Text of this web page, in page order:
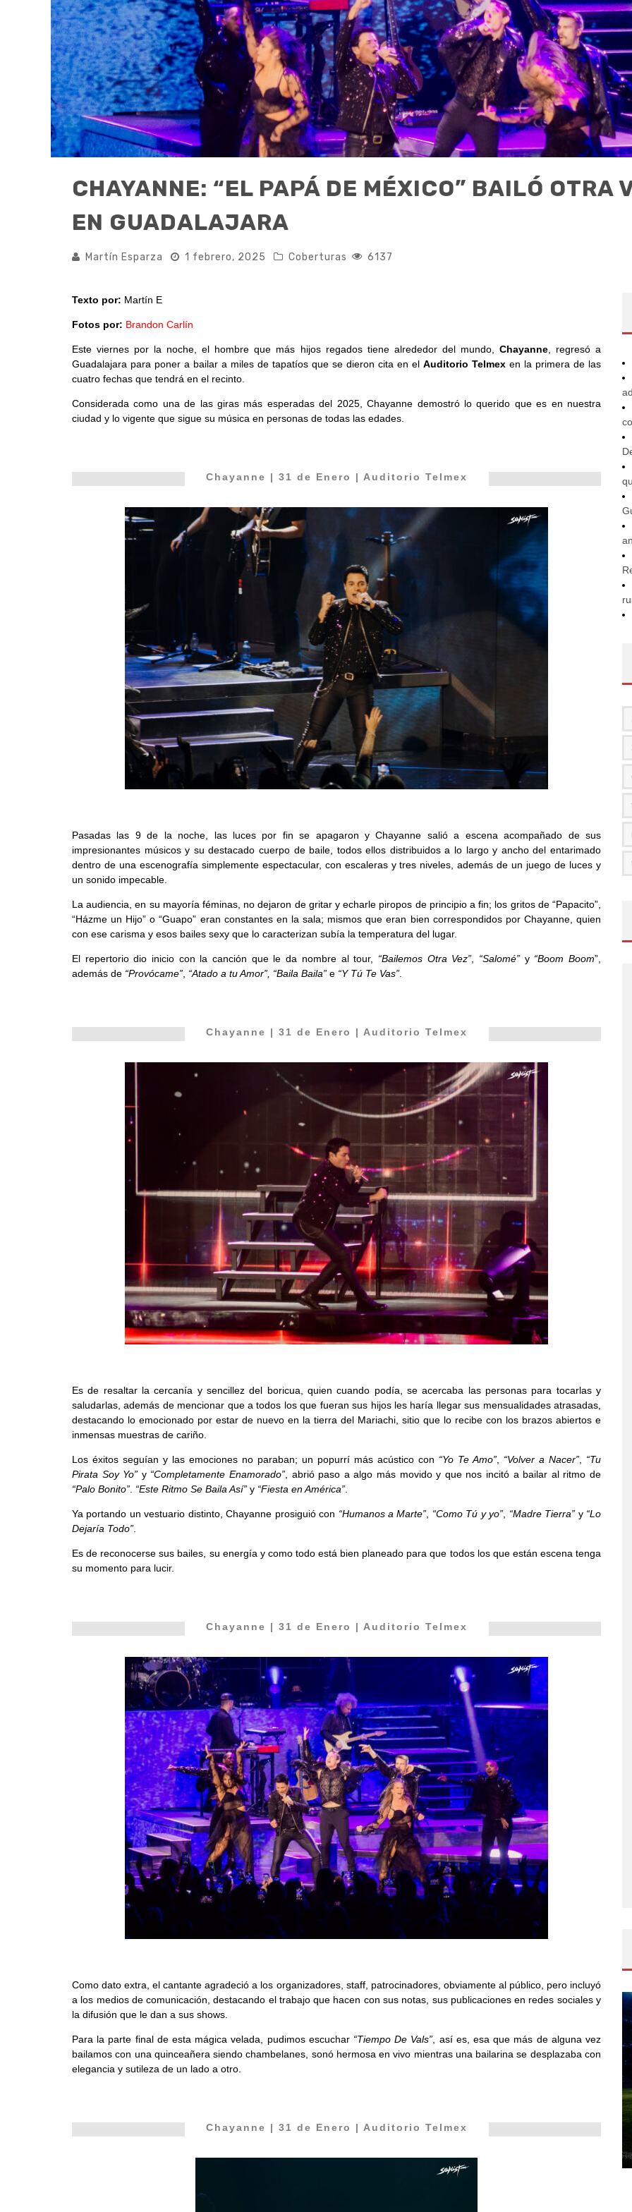
CHAYANNE: “EL PAPÁ DE MÉXICO” BAILÓ OTRA
EN GUADALAJARA
Martín Esparza 1 febrero, 2025 Coberturas 6137
Texto por: Martín E
Fotos por: Brandon Carlín
Este viernes por la noche, el hombre que más hijos regados tiene alrededor del mundo, Chayanne, regresó a
Guadalajara para poner a bailar a miles de tapatíos que se dieron cita en el Auditorio Telmex en la primera de las
cuatro fechas que tendrá en el recinto.
Considerada como una de las giras más esperadas del 2025, Chayanne demostró lo querido que es en nuestra
ciudad y lo vigente que sigue su música en personas de todas las edades.
Chayanne | 31 de Enero | Auditorio Telmex
Pasadas las 9 de la noche, las luces por fin se apagaron y Chayanne salió a escena acompañado de sus
impresionantes músicos y su destacado cuerpo de baile, todos ellos distribuidos a lo largo y ancho del entarimado
dentro de una escenografía simplemente espectacular, con escaleras y tres niveles, además de un juego de luces y
un sonido impecable.
La audiencia, en su mayoría féminas, no dejaron de gritar y echarle piropos de principio a fin; los gritos de “Papacito”,
“Házme un Hijo” o “Guapo” eran constantes en la sala; mismos que eran bien correspondidos por Chayanne, quien
con ese carisma y esos bailes sexy que lo caracterizan subía la temperatura del lugar.
El repertorio dio inicio con la canción que le da nombre al tour, “Bailemos Otra Vez” “Salomé”y “Boom Boom”,
además de “Provócame” “Atado a tu Amor”, “Baila Baila” e “Y Tú Te Vas”
Chayanne | 31 de Enero | Auditorio Telmex
Es de resaltar la cercanía y sencillez del boricua, quien cuando podía, se acercaba las personas para tocarlas y
saludarlas, además de mencionar que a todos los que fueran sus hijos les haría llegar sus mensualidades atrasadas,
destacando lo emocionado por estar de nuevo en la tierra del Mariachi, sitio que lo recibe con los brazos abiertos e
inmensas muestras de cariño.
Los éxitos seguían y las emociones no paraban; un popurrí más acústico con “Yo Te Amo” “Volver a Nacer”
“Tu
Pirata Soy Yo” y “Completamente Enamorado” , abrió paso a algo más movido y que nos incitó a bailar al ritmo de
“Palo Bonito” “Este Ritmo Se Baila Así” y “Fiesta en América”
Ya portando un vestuario distinto, Chayanne prosiguió con “Humanos a Marte” “Como Tú y yo” “Madre Tierra” y “Lo
Dejaría Todo”
Es de reconocerse sus bailes, su energía y como todo está bien planeado para que todos los que están escena tenga
su momento para lucir.
Chayanne | 31 de Enero | Auditorio Telmex
Como dato extra, el cantante agradeció a los organizadores, staff, patrocinadores, obviamente al público, pero incluyó
a los medios de comunicación, destacando el trabajo que hacen con sus notas, sus publicaciones en redes sociales y
la difusión que le dan a sus shows.
Para la parte final de esta mágica velada, pudimos escuchar “Tiempo De Vals” , así es, esa que más de alguna vez
bailamos con una quinceañera siendo chambelanes, sonó hermosa en vivo mientras una bailarina se desplazaba con
elegancia y sutileza de un lado a otro.
Chayanne | 31 de Enero | Auditorio Telmex